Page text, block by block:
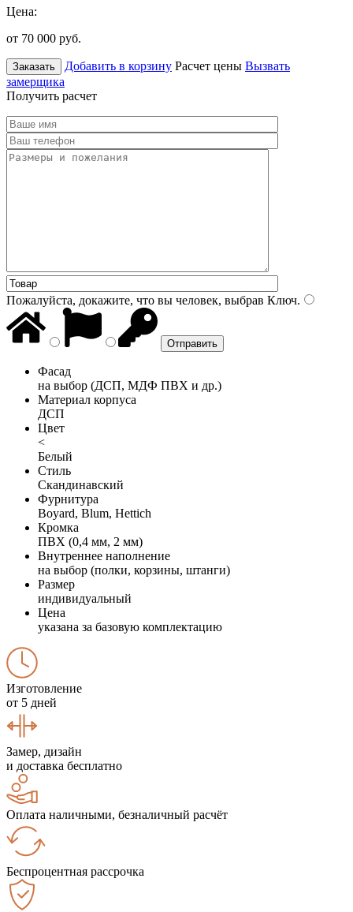
Цена:
от 70 000 руб.
Заказать Добавить в корзину Расчет цены Вызвать
замерщика
Получить расчет
Пожалуйста, докажите, что вы человек, выбрав Ключ.
Фасад
на выбор (ДСП, МДФ ПВХ и др.)
Материал корпуса
ДСП
Цвет
<
Белый
Стиль
Скандинавский
Фурнитура
Boyard, Blum, Hettich
Кромка
ПВХ (0,4 мм, 2 мм)
Внутреннее наполнение
на выбор (полки, корзины, штанги)
Размер
индивидуальный
Цена
указана за базовую комплектацию
Изготовление
от 5 дней
Замер, дизайн
и доставка бесплатно
Оплата наличными, безналичный расчёт
Беспроцентная рассрочка